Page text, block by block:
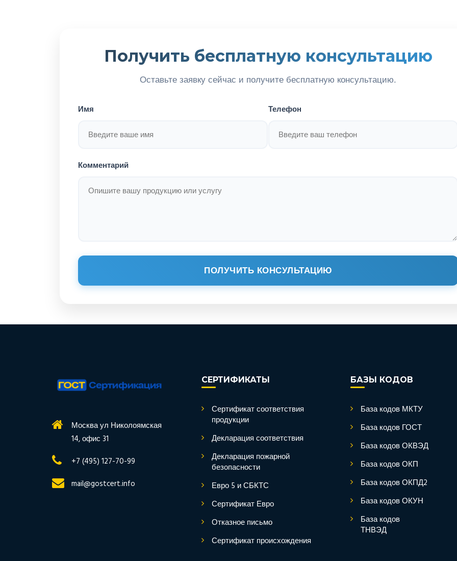
Получить бесплатную консультацию
Оставьте заявку сейчас и получите бесплатную консультацию.
Имя Телефон
Комментарий
ПОЛУЧИТЬ КОНСУЛЬТАЦИЮ
Москва ул Николоямская
14, офис 31
+7 (495) 127-70-99
mail@gostcert.info
СЕРТИФИКАТЫ
Сертификат соответствия
продукции
Декларация соответствия
Декларация пожарной
безопасности
Евро 5 и СБКТС
Сертификат Евро
Отказное письмо
Сертификат происхождения
БАЗЫ КОДОВ
База кодов МКТУ
База кодов ГОСТ
База кодов ОКВЭД
База кодов ОКП
База кодов ОКПД2
База кодов ОКУН
База кодов
ТНВЭД